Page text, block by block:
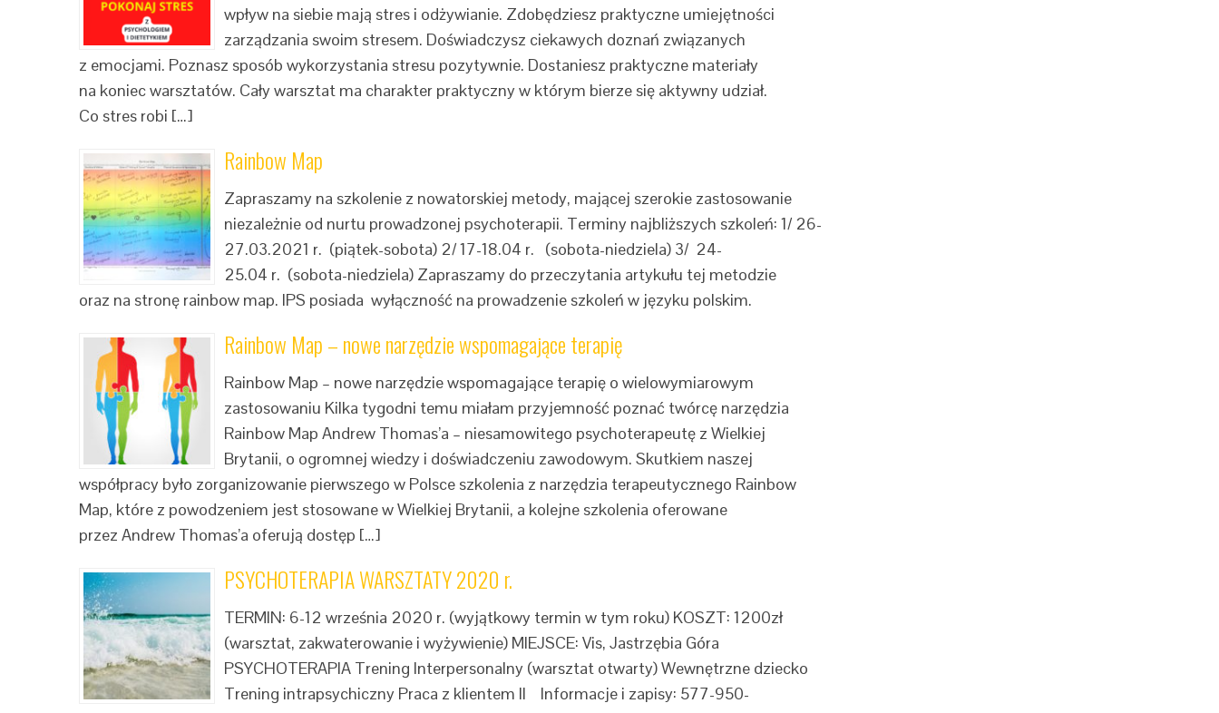
wpływ na siebie mają stres i odżywianie. Zdobędziesz praktyczne umiejętności
zarządzania swoim stresem. Doświadczysz ciekawych doznań związanych
z emocjami. Poznasz sposób wykorzystania stresu pozytywnie. Dostaniesz praktyczne materiały
na koniec warsztatów. Cały warsztat ma charakter praktyczny w którym bierze się aktywny udział.
Co stres robi […]
Rainbow Map
Zapraszamy na szkolenie z nowatorskiej metody, mającej szerokie zastosowanie
niezależnie od nurtu prowadzonej psychoterapii. Terminy najbliższych szkoleń: 1/ 26-
27.03.2021 r. (piątek-sobota) 2/ 17-18.04 r. (sobota-niedziela) 3/ 24-
25.04 r. (sobota-niedziela) Zapraszamy do przeczytania artykułu tej metodzie
oraz na stronę rainbow map. IPS posiada wyłączność na prowadzenie szkoleń w języku polskim.
Rainbow Map – nowe narzędzie wspomagające terapię
Rainbow Map – nowe narzędzie wspomagające terapię o wielowymiarowym
zastosowaniu Kilka tygodni temu miałam przyjemność poznać twórcę narzędzia
Rainbow Map Andrew Thomas’a – niesamowitego psychoterapeutę z Wielkiej
Brytanii, o ogromnej wiedzy i doświadczeniu zawodowym. Skutkiem naszej
współpracy było zorganizowanie pierwszego w Polsce szkolenia z narzędzia terapeutycznego Rainbow
Map, które z powodzeniem jest stosowane w Wielkiej Brytanii, a kolejne szkolenia oferowane
przez Andrew Thomas’a oferują dostęp […]
PSYCHOTERAPIA WARSZTATY 2020 r.
TERMIN: 6-12 września 2020 r. (wyjątkowy termin w tym roku) KOSZT: 1200zł
(warsztat, zakwaterowanie i wyżywienie) MIEJSCE: Vis, Jastrzębia Góra
PSYCHOTERAPIA Trening Interpersonalny (warsztat otwarty) Wewnętrzne dziecko
Trening intrapsychiczny Praca z klientem II Informacje i zapisy: 577-950-